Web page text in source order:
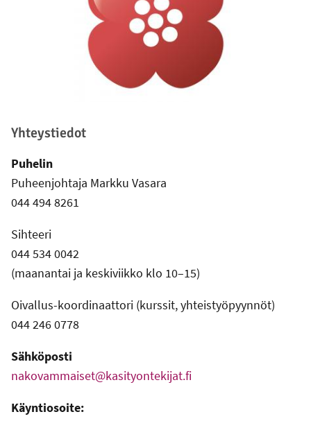
Yhteystiedot
Puhelin
Puheenjohtaja Markku Vasara
044 494 8261
Sihteeri
044 534 0042
(maanantai ja keskiviikko klo 10–15)
Oivallus-koordinaattori (kurssit, yhteistyöpyynnöt)
044 246 0778
Sähköposti
nakovammaiset@kasityontekijat.fi
Käyntiosoite: